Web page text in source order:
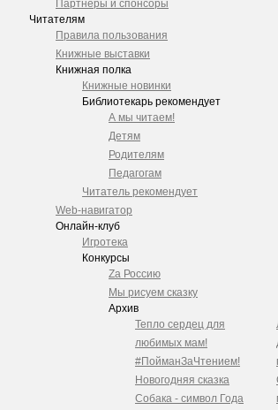
Партнеры и спонсоры
Читателям
Правила пользования
Книжные выставки
Книжная полка
Книжные новинки
Библиотекарь рекомендует
А мы читаем!
Детям
Родителям
Педагогам
Читатель рекомендует
Web-навигатор
Онлайн-клуб
Игротека
Конкурсы
Zа Россию
Мы рисуем сказку
Архив
Тепло сердец для
любимых мам!
#ПойманЗаЧтением!
Новогодняя сказка
Собака - символ Года